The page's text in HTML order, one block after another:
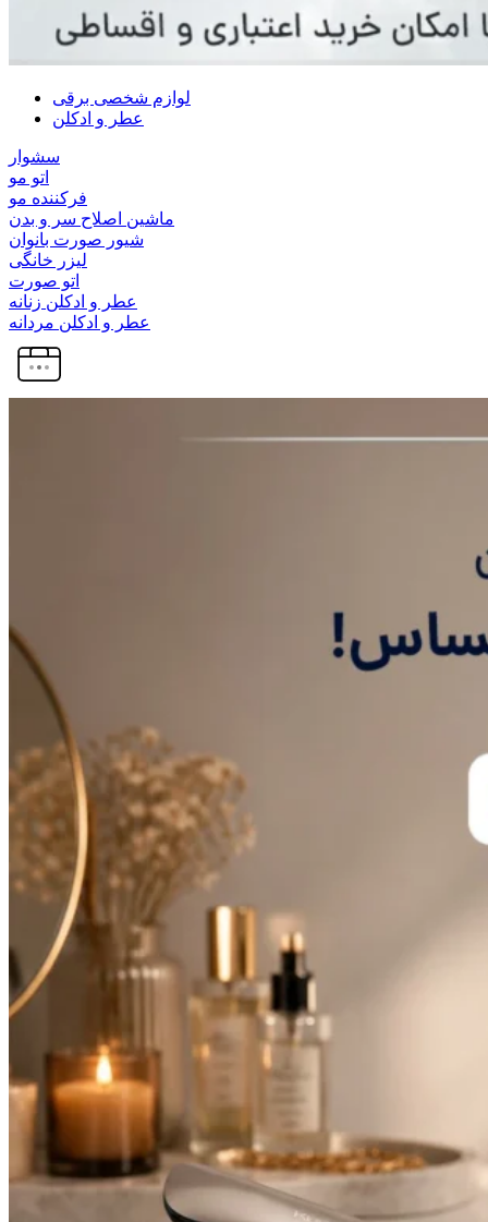
لوازم شخصی برقی
عطر و ادکلن
سشوار
اتو مو
فرکننده مو
ماشین اصلاح سر و بدن
شیور صورت بانوان
لیزر خانگی
اتو صورت
عطر و ادکلن زنانه
عطر و ادکلن مردانه